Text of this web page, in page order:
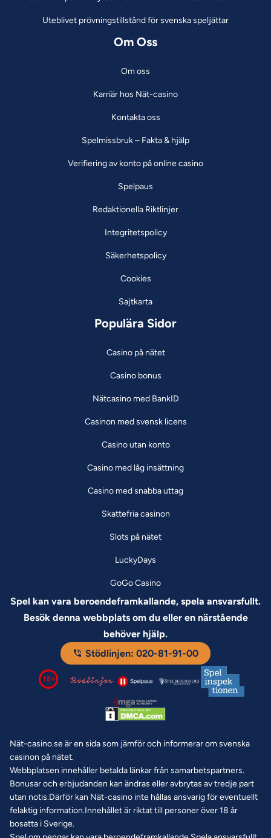
Uteblivet prövningstillstånd för svenska speljättar
Om Oss
Om oss
Karriär hos Nät-casino
Kontakta oss
Spelmissbruk – Fakta & hjälp
Verifiering av konto på online casino
Spelpaus
Redaktionella Riktlinjer
Integritetspolicy
Säkerhetspolicy
Cookies
Sajtkarta
Populära Sidor
Casino på nätet
Casino bonus
Nätcasino med BankID
Casinon med svensk licens
Casino utan konto
Casino med låg insättning
Casino med snabba uttag
Skattefria casinon
Slots på nätet
LuckyDays
GoGo Casino
Spel kan vara beroendeframkallande, spela ansvarsfullt.
Besök denna webbplats om du eller en närstående
behöver hjälp.
Stödlinjen: 020-81-91-00
Nät-casino.se är en sida som jämför och informerar om svenska
casinon på nätet.
Webbplatsen innehåller betalda länkar från samarbetspartners.
Bonusar och erbjudanden kan ändras eller avbrytas av tredje part
utan notis.Därför kan Nät-casino inte hållas ansvarig för eventuellt
felaktig information.Innehållet är riktat till personer över 18 år
bosatta i Sverige.